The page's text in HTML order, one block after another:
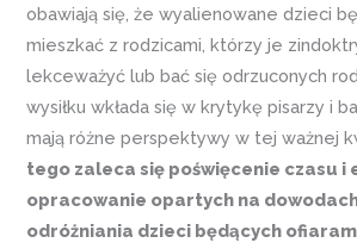
obawiają się, że wyalienowane dzieci
mieszkać z rodzicami, którzy je
lekceważyć lub bać się odrzuconych
wysiłku wkłada się w krytykę pisarzy i
mają różne perspektywy w tej ważnej
tego zaleca się poświęcenie czasu i
opracowanie opartych na
odróżniania dzieci będących